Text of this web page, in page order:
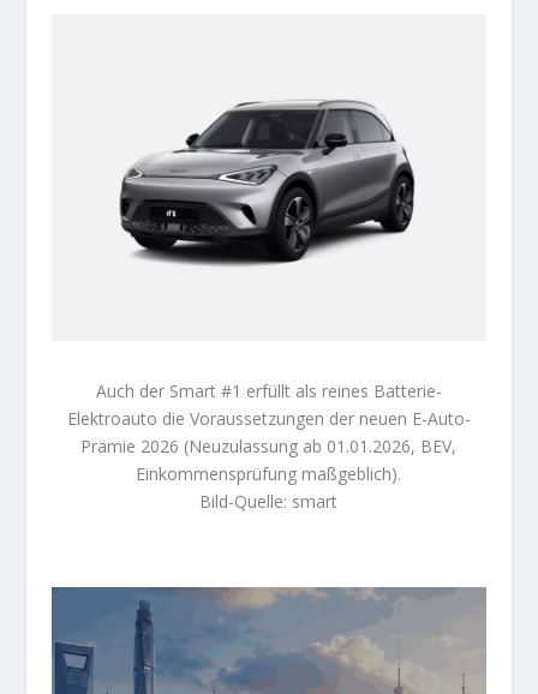
Auch der Smart #1 erfüllt als reines Batterie-
Elektroauto die Voraussetzungen der neuen E-Auto-
Prämie 2026 (Neuzulassung ab 01.01.2026, BEV,
Einkommensprüfung maßgeblich).
Bild-Quelle: smart